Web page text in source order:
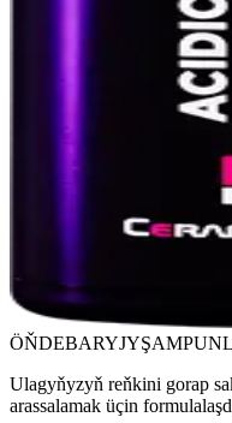
ÖŇDEBARYJY
Ulagyňyzyň reňkini gorap
arassalamak üçin